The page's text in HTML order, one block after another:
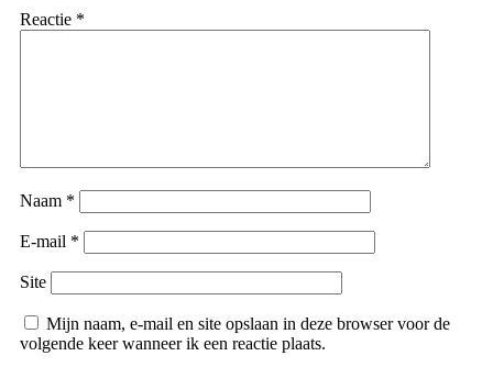
Reactie *
Naam *
E-mail *
Site
Mijn naam, e-mail en site opslaan in deze browser voor de
volgende keer wanneer ik een reactie plaats.